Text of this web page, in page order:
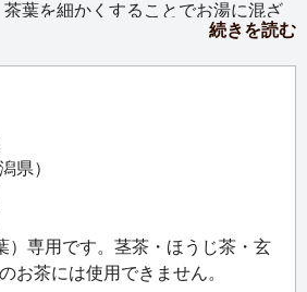
葉を細かくすることでお湯に混ざ
なめらかになります。飲むだけでな
ど様々なお茶アレンジを楽しむこ
も熱を持ちにくく金属臭がないた
ないません。
い始めの優れた挽き味が長く持続し
っており、ネジを回すだけで、粗挽
続きを読む
県）
）専用です。茎茶・ほうじ茶・玄
お茶には使用できません。